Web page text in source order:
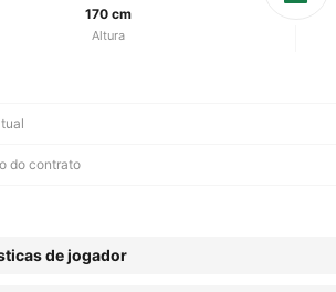
170 cm
Altura
do contrato
de jogador